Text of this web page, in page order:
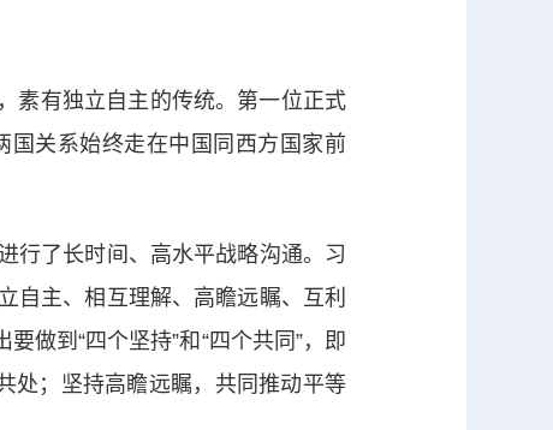
有独立自主的传统。第一位正式
关系始终走在中国同西方国家前
了长时间、高水平战略沟通。习
自主、相互理解、高瞻远瞩、互利
做到“四个坚持”和“四个共同”，即
处；坚持高瞻远瞩，共同推动平等